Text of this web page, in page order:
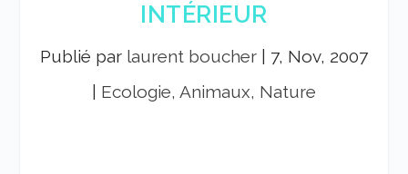
INTÉRIEUR
Publié par laurent boucher
7, Nov, 2007
Ecologie, Animaux, Nature